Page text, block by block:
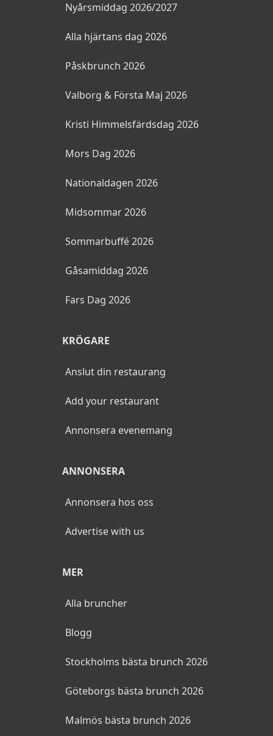
Nyårsmiddag 2026/2027
Alla hjärtans dag 2026
Påskbrunch 2026
Valborg & Första Maj 2026
Kristi Himmelsfärdsdag 2026
Mors Dag 2026
Nationaldagen 2026
Midsommar 2026
Sommarbuffé 2026
Gåsamiddag 2026
Fars Dag 2026
KRÖGARE
Anslut din restaurang
Add your restaurant
Annonsera evenemang
ANNONSERA
Annonsera hos oss
Advertise with us
MER
Alla bruncher
Blogg
Stockholms bästa brunch 2026
Göteborgs bästa brunch 2026
Malmös bästa brunch 2026